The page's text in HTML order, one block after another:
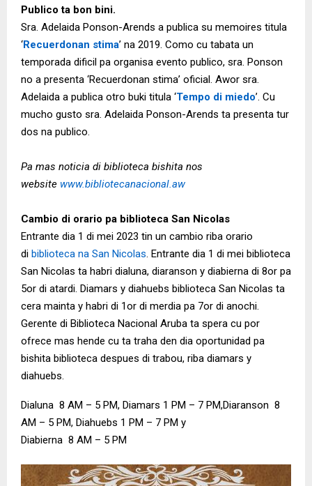
Publico ta bon bini.
Sra. Adelaida Ponson-Arends a publica su memoires titula
‘Recuerdonan stima’ na 2019. Como cu tabata un
temporada dificil pa organisa evento publico, sra. Ponson
no a presenta ‘Recuerdonan stima’ oficial. Awor sra.
Adelaida a publica otro buki titula ‘Tempo di miedo’. Cu
mucho gusto sra. Adelaida Ponson-Arends ta presenta tur
dos na publico.
Pa mas noticia di biblioteca bishita nos
website www.bibliotecanacional.aw
Cambio di orario pa biblioteca San Nicolas
Entrante dia 1 di mei 2023 tin un cambio riba orario
di biblioteca na San Nicolas. Entrante dia 1 di mei biblioteca
San Nicolas ta habri dialuna, diaranson y diabierna di 8or pa
5or di atardi. Diamars y diahuebs biblioteca San Nicolas ta
cera mainta y habri di 1or di merdia pa 7or di anochi.
Gerente di Biblioteca Nacional Aruba ta spera cu por
ofrece mas hende cu ta traha den dia oportunidad pa
bishita biblioteca despues di trabou, riba diamars y
diahuebs.
Dialuna 8 AM – 5 PM, Diamars 1 PM – 7 PM,Diaranson 8
AM – 5 PM, Diahuebs 1 PM – 7 PM y
Diabierna 8 AM – 5 PM